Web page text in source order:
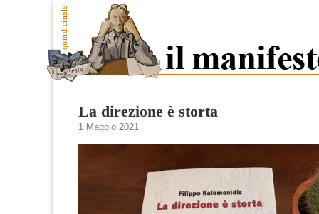
La direzione è storta
1 Maggio 2021